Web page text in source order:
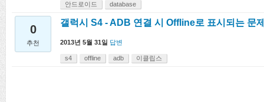
안드로이드 database
0
추천
갤럭시 S4 - ADB 연결 시 Offline로 표시되는 문
2013년 5월 31일 답변
s4 offline adb 이클립스